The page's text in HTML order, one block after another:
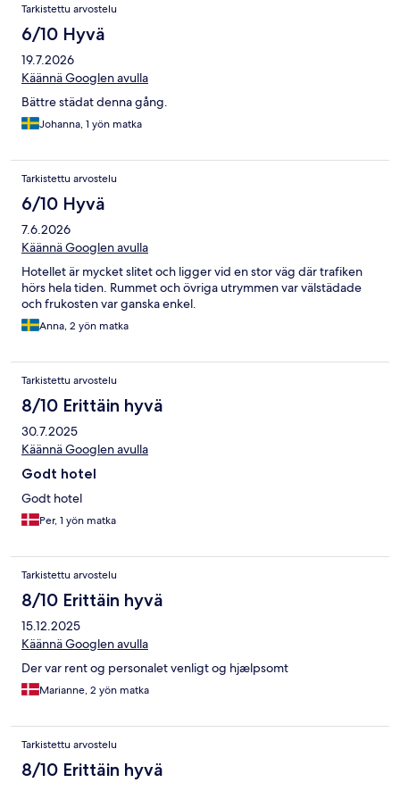
Tarkistettu arvostelu
6/10 Hyvä
19.7.2026
Käännä Googlen avulla
Bättre städat denna gång.
Johanna, 1 yön matka
Tarkistettu arvostelu
6/10 Hyvä
7.6.2026
Käännä Googlen avulla
Hotellet är mycket slitet och ligger vid en stor väg där trafiken
hörs hela tiden. Rummet och övriga utrymmen var välstädade
och frukosten var ganska enkel.
Anna, 2 yön matka
Tarkistettu arvostelu
8/10 Erittäin hyvä
30.7.2025
Käännä Googlen avulla
Godt hotel
Godt hotel
Per, 1 yön matka
Tarkistettu arvostelu
8/10 Erittäin hyvä
15.12.2025
Käännä Googlen avulla
Der var rent og personalet venligt og hjælpsomt
Marianne, 2 yön matka
Tarkistettu arvostelu
8/10 Erittäin hyvä